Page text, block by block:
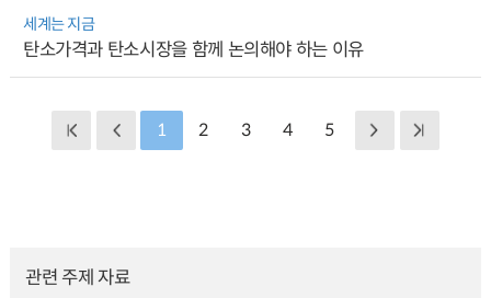
세계는 지금
탄소가격과 탄소시장을 함께 논의해야 하는 이유
1 2 3 4 5
관련 주제 자료